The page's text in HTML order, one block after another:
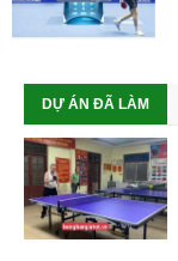
DỰ ÁN ĐÃ LÀM